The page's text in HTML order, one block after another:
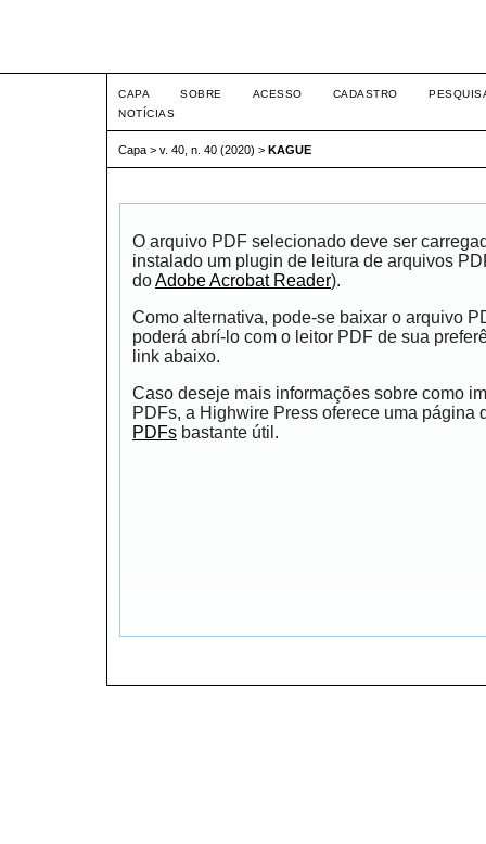
CAPA SOBRE ACESSO CADASTRO
NOTÍCIAS
Capa > v. 40, n. 40 (2020) > KAGUE
O arquivo PDF selecionado deve ser
instalado um plugin de leitura de arquivos
doAdobe Acrobat Reader).
Como alternativa, pode-se baixar o arquivo
poderá abrí-lo com o leitor PDF de sua
link abaixo.
Caso deseje mais informações sobre como
PDFs, a Highwire Press oferece uma página
PDFs bastante útil.